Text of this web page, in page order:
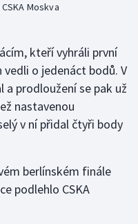
Moskva
kteří vyhráli první
o jedenáct bodů. V
a prodloužení se pak už
nastavenou
v ní přidal čtyři body
berlínském finále
podlehlo CSKA